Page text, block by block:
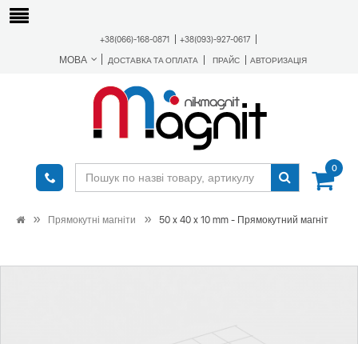
+38(066)-168-0871 +38(093)-927-0617
МОВА ДОСТАВКА ТА ОПЛАТА ПРАЙС АВТОРИЗАЦІЯ
0
Прямокутні магніти 50 x 40 x 10 mm - Прямокутний магніт